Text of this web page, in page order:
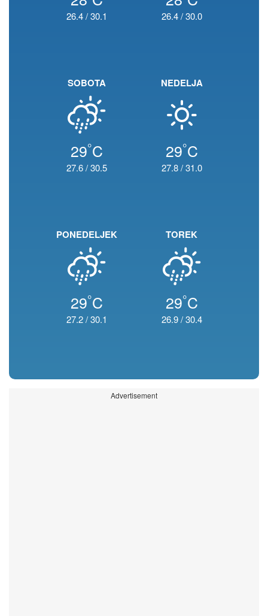
26.4/30.1 26.4/30.0
SOBOTA
29°C
27.6/30.5
NEDELJA
29°C
27.8/31.0
PONEDELJEK
29°C
27.2/30.1
TOREK
29°C
26.9/30.4
Advertisement